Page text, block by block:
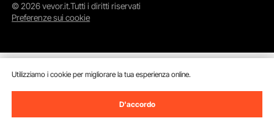
Aggiungi al carrello
© 2026 vevor.it.Tutti i diritti riservati
Preferenze sui cookie
Utilizziamo i cookie per migliorare la tua esperienza online.
D'accordo